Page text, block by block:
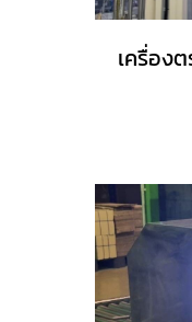
เครื่อง